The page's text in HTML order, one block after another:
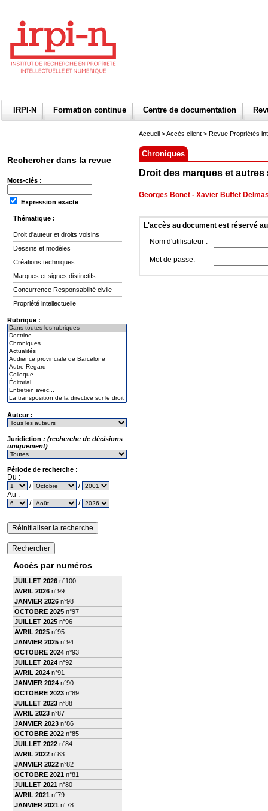
IRPI-N Formation continue Centre de documentation
Rechercher dans la revue
Mots-clés :
Expression exacte
Thématique :
Droit d'auteur et droits voisins
Dessins et modèles
Créations techniques
Marques et signes distinctifs
Concurrence Responsabilité civile
Propriété intellectuelle
Rubrique :
Auteur :
Juridiction : (recherche de décisions
uniquement)
Période de recherche :
Du :
/
/
Au :
/
/
Accès par numéros
JUILLET 2026 n°100
AVRIL 2026 n°99
JANVIER 2026 n°98
OCTOBRE 2025 n°97
JUILLET 2025 n°96
AVRIL 2025 n°95
JANVIER 2025 n°94
OCTOBRE 2024 n°93
JUILLET 2024 n°92
AVRIL 2024 n°91
JANVIER 2024 n°90
OCTOBRE 2023 n°89
JUILLET 2023 n°88
AVRIL 2023 n°87
JANVIER 2023 n°86
OCTOBRE 2022 n°85
JUILLET 2022 n°84
AVRIL 2022 n°83
JANVIER 2022 n°82
OCTOBRE 2021 n°81
JUILLET 2021 n°80
AVRIL 2021 n°79
JANVIER 2021 n°78
Accueil >Accès client > Revue Propriétés
Chroniques
Droit des marques et
Georges Bonet - Xavier Buffet
L'accès au document est réservé
Nom d'utilisateur :
Mot de passe: